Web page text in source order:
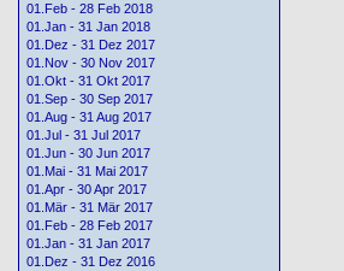
01.Feb - 28 Feb 2018
01.Jan - 31 Jan 2018
01.Dez - 31 Dez 2017
01.Nov - 30 Nov 2017
01.Okt - 31 Okt 2017
01.Sep - 30 Sep 2017
01.Aug - 31 Aug 2017
01.Jul - 31 Jul 2017
01.Jun - 30 Jun 2017
01.Mai - 31 Mai 2017
01.Apr - 30 Apr 2017
01.Mär - 31 Mär 2017
01.Feb - 28 Feb 2017
01.Jan - 31 Jan 2017
01.Dez - 31 Dez 2016